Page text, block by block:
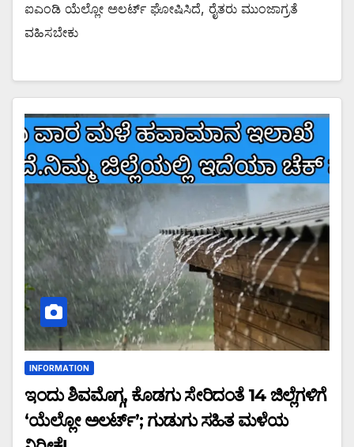
ಐಎಂಡಿ ಯೆಲ್ಲೋ ಅಲರ್ಟ್ ಘೋಷಿಸಿದೆ, ರೈತರು ಮುಂಜಾಗ್ರತೆ
ವಹಿಸಬೇಕು
INFORMATION
ಇಂದು ಶಿವಮೊಗ್ಗ, ಕೊಡಗು ಸೇರಿದಂತೆ 14 ಜಿಲ್ಲೆಗಳಿಗೆ
‘ಯೆಲ್ಲೋ ಅಲರ್ಟ್’; ಗುಡುಗು ಸಹಿತ ಮಳೆಯ